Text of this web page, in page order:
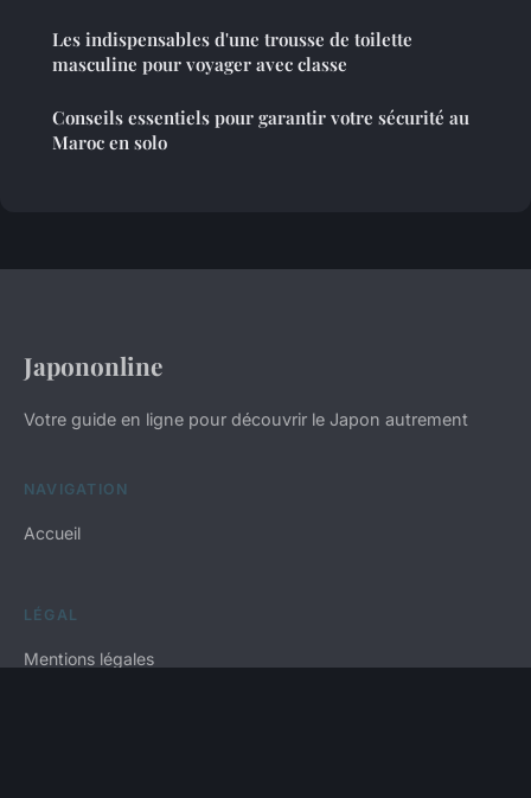
Les indispensables d'une trousse de toilette
masculine pour voyager avec classe
Conseils essentiels pour garantir votre sécurité au
Maroc en solo
Japononline
Votre guide en ligne pour découvrir le Japon autrement
NAVIGATION
Accueil
LÉGAL
Mentions légales